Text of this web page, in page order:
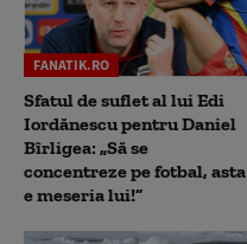
FANATIK.RO
Sfatul de suflet al lui Edi
Iordănescu pentru Daniel
Bîrligea: „Să se
concentreze pe fotbal, asta
e meseria lui!”